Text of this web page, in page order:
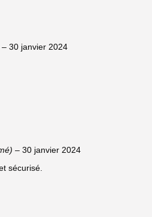
– 30 janvier 2024
– 30 janvier 2024
sécurisé.